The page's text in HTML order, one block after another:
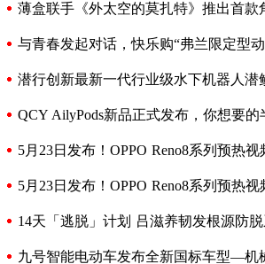
薄盒联手《外太空的莫扎特》推出首款
与青春发起对话，快乐购“弗兰限定型
潜行创新最新一代行业级水下机器人潜
QCY AilyPods新品正式发布，你想要的
5月23日发布！OPPO Reno8系列预热
5月23日发布！OPPO Reno8系列预热
14天「逃脱」计划 吕滋养韧发根源防
九号智能电动车发布全新国标车型—